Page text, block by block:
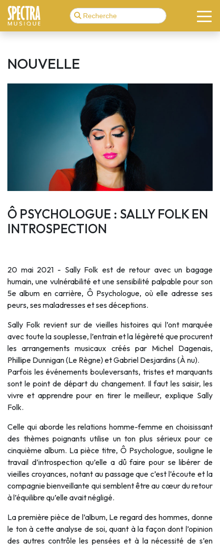
NOUVELLE
Ô PSYCHOLOGUE : SALLY FOLK EN
INTROSPECTION
20 mai 2021 - Sally Folk est de retour avec un bagage
humain, une vulnérabilité et une sensibilité palpable pour son
5e album en carrière, Ô Psychologue, où elle adresse ses
peurs, ses maladresses et ses déceptions.
Sally Folk revient sur de vieilles histoires qui l’ont marquée
avec toute la souplesse, l’entrain et la légèreté que procurent
les arrangements musicaux créés par Michel Dagenais,
Phillipe Dunnigan (Le Règne) et Gabriel Desjardins (À nu).
Parfois les événements bouleversants, tristes et marquants
sont le point de départ du changement. Il faut les saisir, les
vivre et apprendre pour en tirer le meilleur, explique Sally
Folk.
Celle qui aborde les relations homme-femme en choisissant
des thèmes poignants utilise un ton plus sérieux pour ce
cinquième album. La pièce titre, Ô Psychologue, souligne le
travail d’introspection qu’elle a dû faire pour se libérer de
vieilles croyances, notant au passage que c’est l’écoute et la
compagnie bienveillante qui semblent être au cœur du retour
à l’équilibre qu’elle avait négligé.
La première pièce de l’album, Le regard des hommes, donne
le ton à cette analyse de soi, quant à la façon dont l’opinion
des autres contrôle les pensées et à la nécessité de s’en